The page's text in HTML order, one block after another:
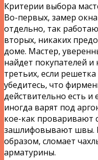
Критерии выбора
Во-первых, замер
отдельно, так
вторых, никаких
доме. Мастер,
найдет покупателей
третьих, если
убедитесь, что
действительно есть
иногда варят под
кое-как проваривают
зашлифовывают швы.
образом, сломает
арматурины.